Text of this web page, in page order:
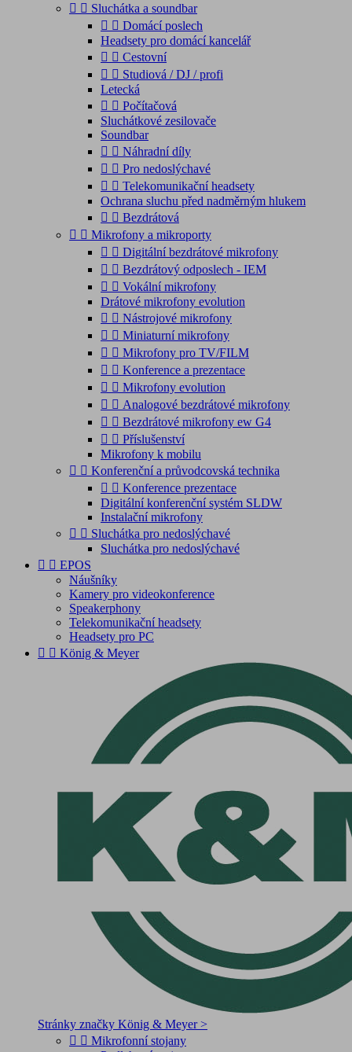
  Sluchátka a soundbar
  Domácí poslech
Headsety pro domácí kancelář
  Cestovní
  Studiová / DJ / profi
Letecká
  Počítačová
Sluchátkové zesilovače
Soundbar
  Náhradní díly
  Pro nedoslýchavé
  Telekomunikační headsety
Ochrana sluchu před nadměrným hlukem
  Bezdrátová
  Mikrofony a mikroporty
  Digitální bezdrátové mikrofony
  Bezdrátový odposlech - IEM
  Vokální mikrofony
Drátové mikrofony evolution
  Nástrojové mikrofony
  Miniaturní mikrofony
  Mikrofony pro TV/FILM
  Konference a prezentace
  Mikrofony evolution
  Analogové bezdrátové mikrofony
  Bezdrátové mikrofony ew G4
  Příslušenství
Mikrofony k mobilu
  Konferenční a průvodcovská technika
  Konference prezentace
Digitální konferenční systém SLDW
Instalační mikrofony
  Sluchátka pro nedoslýchavé
Sluchátka pro nedoslýchavé
  EPOS
Náušníky
Kamery pro videokonference
Speakerphony
Telekomunikační headsety
Headsety pro PC
  König & Meyer
Stránky značky König & Meyer >
  Mikrofonní stojany